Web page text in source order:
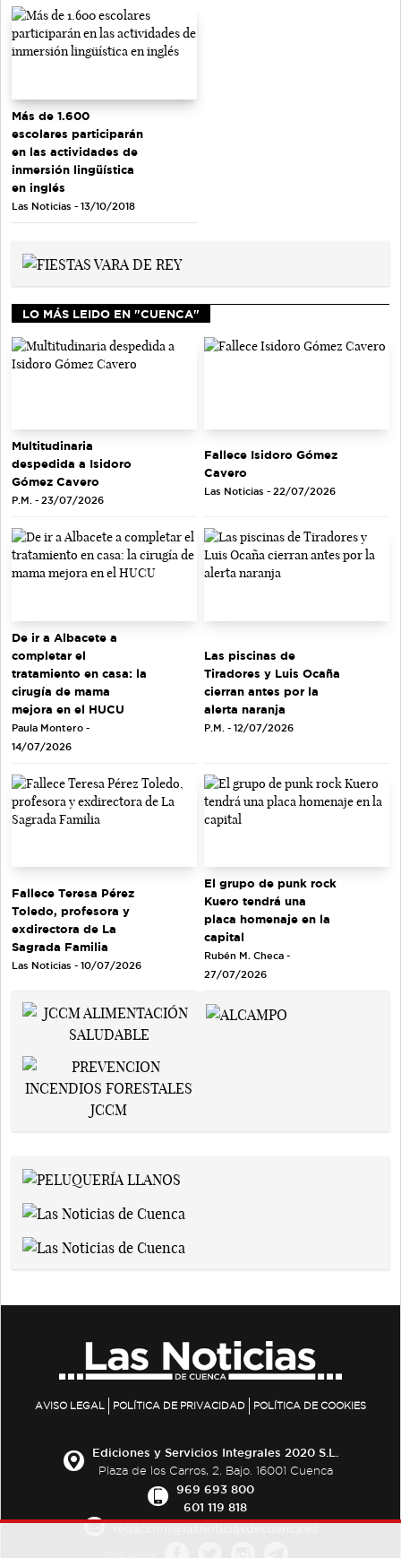
Más de 1.600
escolares participarán
en las actividades de
inmersión lingüística
en inglés
Las Noticias - 13/10/2018
LO MÁS LEIDO EN "CUENCA"
Multitudinaria
despedida a Isidoro
Gómez Cavero
P.M. - 23/07/2026
Fallece Isidoro Gómez
Cavero
Las Noticias - 22/07/2026
De ir a Albacete a
completar el
tratamiento en casa: la
cirugía de mama
mejora en el HUCU
Paula Montero -
14/07/2026
Las piscinas de
Tiradores y Luis Ocaña
cierran antes por la
alerta naranja
P.M. - 12/07/2026
Fallece Teresa Pérez
Toledo, profesora y
exdirectora de La
Sagrada Familia
Las Noticias - 10/07/2026
El grupo de punk rock
Kuero tendrá una
placa homenaje en la
capital
Rubén M. Checa -
27/07/2026
AVISO LEGAL POLÍTICA DE PRIVACIDAD POLÍTICA DE COOKIES
Ediciones y Servicios Integrales 2020 S.L.
Plaza de los Carros, 2. Bajo. 16001 Cuenca
969 693 800
601 119 818